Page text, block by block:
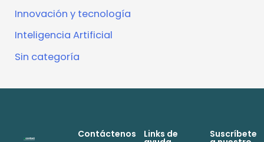
Innovación y tecnología
Inteligencia Artificial
Sin categoría
Contáctenos Links de Suscríbete